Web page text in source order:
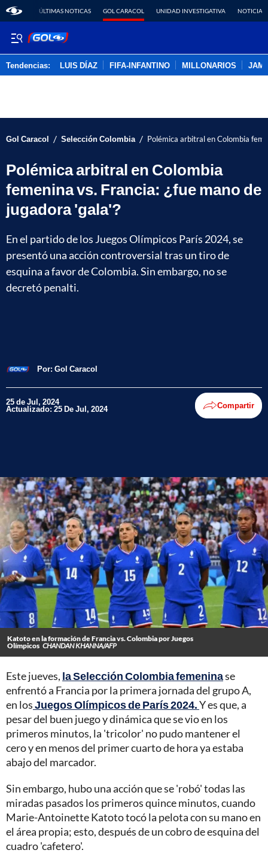
ÚLTIMAS NOTICAS GOL CARACOL UNIDAD INVESTIGATIVA NOTICIAS
Tendencias: LUIS DÍAZ FIFA-INFANTINO MILLONARIOS
Gol Caracol / Selección Colombia / Polémica arbitral en Colombia
Polémica arbitral en Colombia
femenina vs. Francia: ¿fue mano de
jugadora 'gala'?
En el partido de los Juegos Olímpicos París 2024, se
presentó una acción controversial tras un tiro de
esquina a favor de Colombia. Sin embargo, no se
decretó penalti.
Por: Gol Caracol
25 de Jul, 2024
Actualizado: 25 De Jul, 2024 Compartir
Katoto en la formación de Francia vs. Colombia por Juegos
Olímpicos CHANDAN KHANNA/AFP
Este jueves, la Selección Colombia femeninase
enfrentó a Francia por la primera jornada del grupo A,
en losJuegos Olímpicos de París 2024.Y es que, a
pesar del buen juego y dinámica que se vio en los
primeros minutos, la 'tricolor' no pudo mantener el
cero y en menos del primer cuarto de hora ya estaba
abajo del marcador.
Sin embargo, hubo una acción que se 'robó' todas las
miradas pasados los primeros quince minutos, cuando
Marie-Antoinette Katoto tocó la pelota con su mano en
el área propia; esto, después de un cobro de esquina del
cuadro 'cafetero'.